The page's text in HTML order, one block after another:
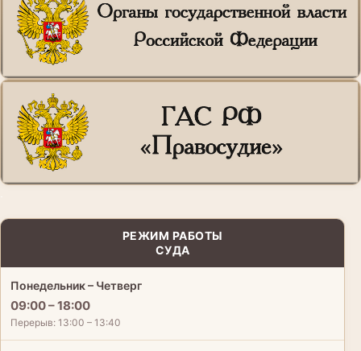
РЕЖИМ РАБОТЫ
СУДА
Понедельник – Четверг
09:00 – 18:00
Перерыв: 13:00 – 13:40